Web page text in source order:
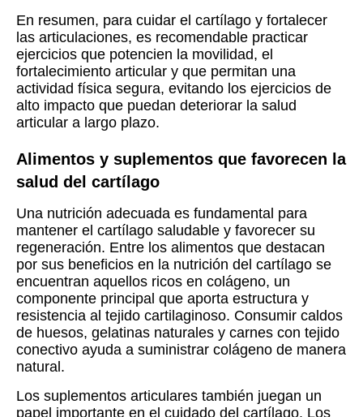
En resumen, para cuidar el cartílago y fortalecer
las articulaciones, es recomendable practicar
ejercicios que potencien la movilidad, el
fortalecimiento articular y que permitan una
actividad física segura, evitando los ejercicios de
alto impacto que puedan deteriorar la salud
articular a largo plazo.
Alimentos y suplementos que favorecen la
salud del cartílago
Una nutrición adecuada es fundamental para
mantener el cartílago saludable y favorecer su
regeneración. Entre los alimentos que destacan
por sus beneficios en la nutrición del cartílago se
encuentran aquellos ricos en colágeno, un
componente principal que aporta estructura y
resistencia al tejido cartilaginoso. Consumir caldos
de huesos, gelatinas naturales y carnes con tejido
conectivo ayuda a suministrar colágeno de manera
natural.
Los suplementos articulares también juegan un
papel importante en el cuidado del cartílago. Los